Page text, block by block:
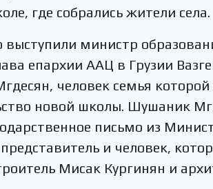
где собрались жители села.
министр
епархии ААЦ в Грузии
человек семья
новой школы. Шушаник
письмо из
и человек,
Мисак Кургинян и